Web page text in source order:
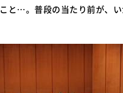
と…。普段の当たり前が、